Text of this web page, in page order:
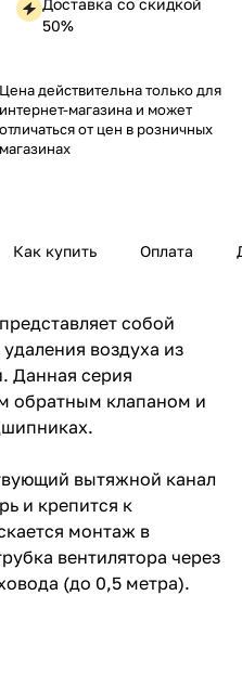
50%
Цена действительна только для
интернет-магазина и может
отличаться от цен в розничных
магазинах
Как купить Оплата
собой
воздуха из
Данная серия
обратным клапаном и
вытяжной канал
и крепится к
монтаж в
вентилятора через
(до 0,5 метра).